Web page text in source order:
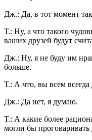
Дж.: Да, в тот момент
Т.: Ну, а что такого
ваших друзей будут
Дж.: Ну, я не буду им
больше.
Т.: А что, вы всем
Дж.: Да нет, я думаю.
Т.: А какие более
могли бы проговаривать